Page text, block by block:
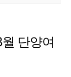
단양여